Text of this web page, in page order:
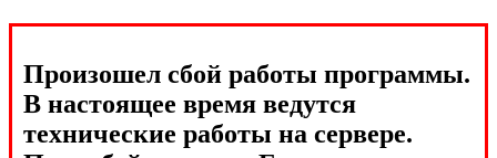
Произошел сбой работы программы.
В настоящее время ведутся
технические работы на сервере.